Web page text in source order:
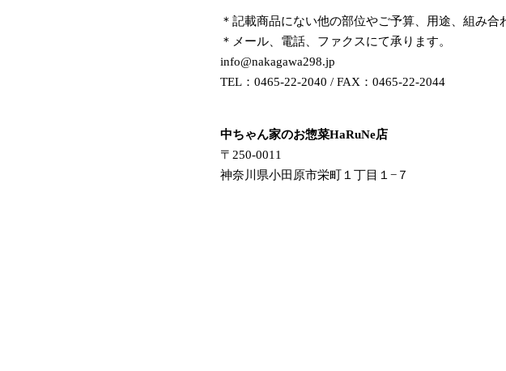
＊記載商品にない他の部位やご予算、用途、組み
＊メール、電話、ファクスにて承ります。
info@nakagawa298.jp
TEL：0465-22-2040 / FAX：0465-22-2044
中ちゃん家のお惣菜HaRuNe店
〒250-0011
神奈川県小田原市栄町１丁目１−７